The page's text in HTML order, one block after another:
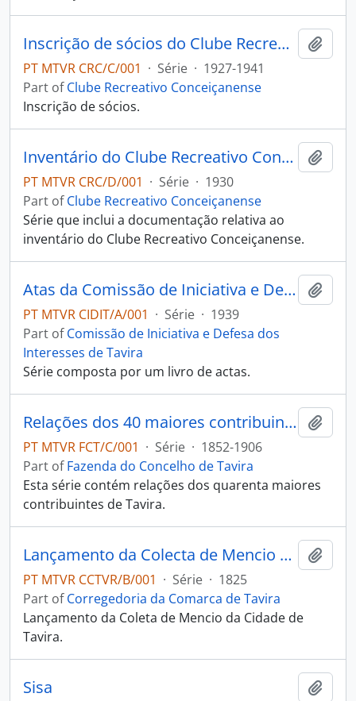
Inscrição de sócios do Clube Recreativo Conceiçanense
PT MTVR CRC/C/001 · Série · 1927-1941
Part ofClube Recreativo Conceiçanense
Inscrição de sócios.
Inventário do Clube Recreativo Conceiçanense
PT MTVR CRC/D/001 · Série · 1930
Part ofClube Recreativo Conceiçanense
Série que inclui a documentação relativa ao
inventário do Clube Recreativo Conceiçanense.
Atas da Comissão de Iniciativa e Defesa dos Interesses de Tavira
PT MTVR CIDIT/A/001 · Série · 1939
Part ofComissão de Iniciativa e Defesa dos
Interesses de Tavira
Série composta por um livro de actas.
Relações dos 40 maiores contribuintes
PT MTVR FCT/C/001 · Série · 1852-1906
Part ofFazenda do Concelho de Tavira
Esta série contém relações dos quarenta maiores
contribuintes de Tavira.
Lançamento da Colecta de Mencio da Cidade
PT MTVR CCTVR/B/001 · Série · 1825
Part ofCorregedoria da Comarca de Tavira
Lançamento da Coleta de Mencio da Cidade de
Tavira.
Sisa